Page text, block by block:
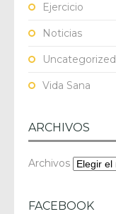
Ejercicio
Noticias
Uncategorized
Vida Sana
ARCHIVOS
Archivos
FACEBOOK